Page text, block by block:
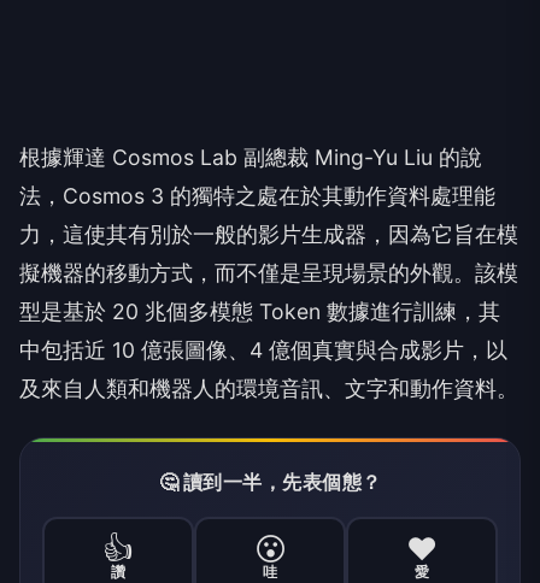
根據輝達 Cosmos Lab 副總裁 Ming-Yu Liu 的說
法，Cosmos 3 的獨特之處在於其動作資料處理能
力，這使其有別於一般的影片生成器，因為它旨在模
擬機器的移動方式，而不僅是呈現場景的外觀。該模
型是基於 20 兆個多模態 Token 數據進行訓練，其
中包括近 10 億張圖像、4 億個真實與合成影片，以
及來自人類和機器人的環境音訊、文字和動作資料。
🤔 讀到一半，先表個態？
👍
讚
😮
哇
❤️
愛